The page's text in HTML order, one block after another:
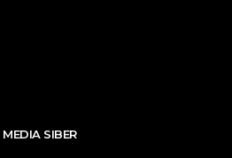
SIBER